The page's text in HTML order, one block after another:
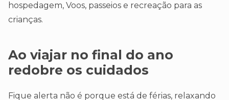
hospedagem, Voos, passeios e recreação para as
crianças.
Ao viajar no final do ano
redobre os cuidados
Fique alerta não é porque está de férias, relaxando